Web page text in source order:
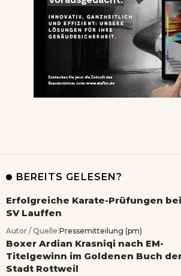
BEREITS GELESEN?
Erfolgreiche Karate-Prüfungen
SV Lauffen
Autor / Quelle:Pressemitteilung (pm)
Boxer Ardian Krasniqi nach EM-
Titelgewinn im Goldenen Buch
Stadt Rottweil